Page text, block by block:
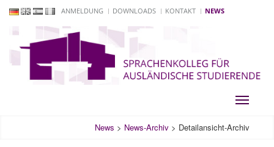
ANMELDUNG DOWNLOADS KONTAKT NEWS
Toggle
News > News-Archiv > Detailansicht-Archiv